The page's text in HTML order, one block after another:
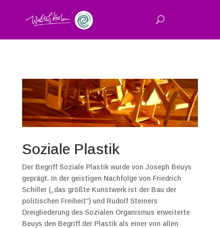
Soziale Plastik
Der Begriff Soziale Plastik wurde von Joseph Beuys
geprägt. In der geistigen Nachfolge von Friedrich
Schiller („das größte Kunstwerk ist der Bau der
politischen Freiheit“) und Rudolf Steiners
Dreigliederung des Sozialen Organismus erweiterte
Beuys den Begriff der Plastik als einer von allen